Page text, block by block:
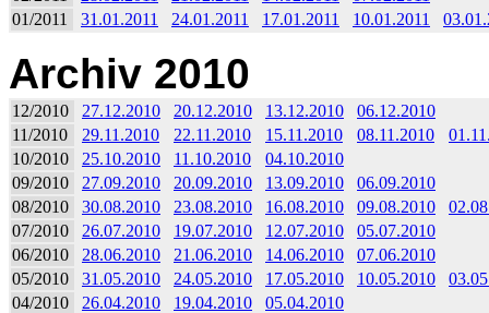
01/2011
31.01.2011 24.01.2011 17.01.2011 10.01.2011
Archiv 2010
12/2010 27.12.2010 20.12.2010 13.12.2010
06.12.2010
11/2010
29.11.2010 22.11.2010 15.11.2010 08.11.2010
10/2010
25.10.2010 11.10.2010
04.10.2010
09/2010
27.09.2010 20.09.2010 13.09.2010
06.09.2010
08/2010
30.08.2010 23.08.2010 16.08.2010 09.08.2010
07/2010
26.07.2010 19.07.2010 12.07.2010
05.07.2010
06/2010
28.06.2010 21.06.2010 14.06.2010
07.06.2010
05/2010
31.05.2010 24.05.2010 17.05.2010 10.05.2010
04/2010
26.04.2010 19.04.2010
05.04.2010